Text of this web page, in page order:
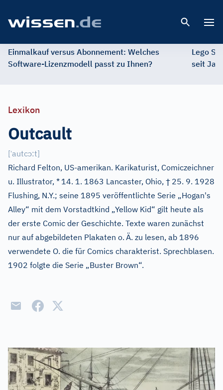
Einmalkauf versus Abonnement: Welches
Software-Lizenzmodell passt zu Ihnen?
Lego
seit
Lexikon
Outcault
[ˈautcɔ:t]
Richard Felton, US-amerikan. Karikaturist, Comiczeichner
u. Illustrator, * 14. 1. 1863 Lancaster, Ohio, † 25. 9. 1928
Flushing, N.Y.; seine 1895 veröffentlichte Serie „Hogan's
Alley“ mit dem Vorstadtkind „Yellow Kid“ gilt heute als
der erste Comic der Geschichte. Texte waren zunächst
nur auf abgebildeten Plakaten o. Ä. zu lesen, ab 1896
verwendete O. die für Comics charakterist. Sprechblasen.
1902 folgte die Serie „Buster Brown“.